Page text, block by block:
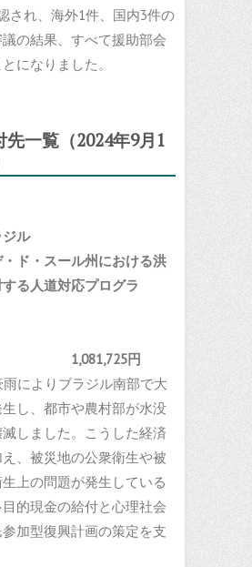
され、海外1件、国内3件の
の結果、すべて援助部会
になりました。
先一覧（2024年9月1
ル
ド・スール州における洪
る人道対応プログラ
円
によりブラジル南部で大
し、都市や農村部が水没
しました。こうした経済
、被災地の公衆衛生や被
上の問題が発生している
的現金の給付と心理社会
加型復興計画の策定を支